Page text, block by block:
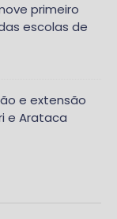
primeiro
escolas de
e extensão
e Arataca